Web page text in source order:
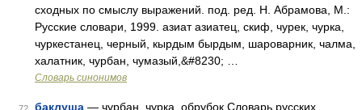
сходных по смыслу выражений. под. ред. Н. Абрамова, М.:
Русские словари, 1999. азиат азиатец, скиф, чурек, чурка,
чуркестанец, черный, кырдым бырдым, шароварник, чалма,
халатник, чурбан, чумазый,&#8230; …
Словарь синонимов
баклуша — чурбан, чурка, обрубок Словарь русских